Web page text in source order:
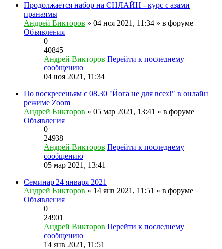
Продолжается набор на ОНЛАЙН - курс с азами
пранаямы
Андрей Викторов » 04 ноя 2021, 11:34 » в форуме
Объявления
0
40845
Андрей Викторов Перейти к последнему
сообщению
04 ноя 2021, 11:34
По воскресеньям с 08.30 "Йога не для всех!" в онлайн
режиме Zoom
Андрей Викторов » 05 мар 2021, 13:41 » в форуме
Объявления
0
24938
Андрей Викторов Перейти к последнему
сообщению
05 мар 2021, 13:41
Семинар 24 января 2021
Андрей Викторов » 14 янв 2021, 11:51 » в форуме
Объявления
0
24901
Андрей Викторов Перейти к последнему
сообщению
14 янв 2021, 11:51